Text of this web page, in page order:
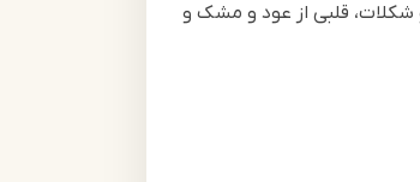
شکلات، قلبی از عود و مشک و